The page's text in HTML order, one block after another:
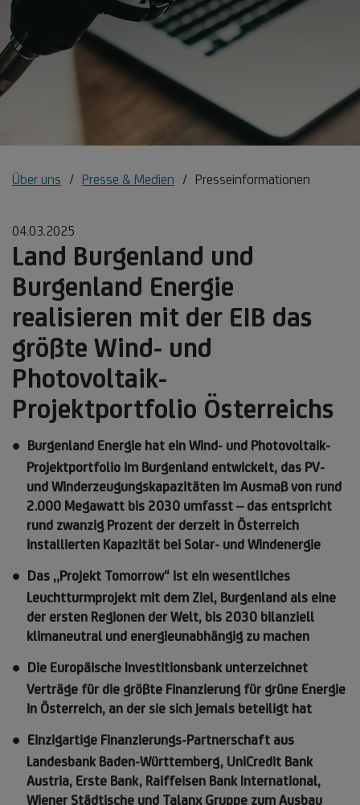
Über uns Presse & Medien Presseinformationen
04.03.2025
Land Burgenland und
Burgenland Energie
realisieren mit der EIB das
größte Wind- und
Photovoltaik-
Projektportfolio Österreichs
Burgenland Energie hat ein Wind- und Photovoltaik-
Projektportfolio im Burgenland entwickelt, das PV-
und Winderzeugungskapazitäten im Ausmaß von rund
2.000 Megawatt bis 2030 umfasst – das entspricht
rund zwanzig Prozent der derzeit in Österreich
installierten Kapazität bei Solar- und Windenergie
Das „Projekt Tomorrow“ ist ein wesentliches
Leuchtturmprojekt mit dem Ziel, Burgenland als eine
der ersten Regionen der Welt, bis 2030 bilanziell
klimaneutral und energieunabhängig zu machen
Die Europäische Investitionsbank unterzeichnet
Verträge für die größte Finanzierung für grüne Energie
in Österreich, an der sie sich jemals beteiligt hat
Einzigartige Finanzierungs-Partnerschaft aus
Landesbank Baden-Württemberg, UniCredit Bank
Austria, Erste Bank, Raiffeisen Bank International,
Wiener Städtische und Talanx Gruppe zum Ausbau